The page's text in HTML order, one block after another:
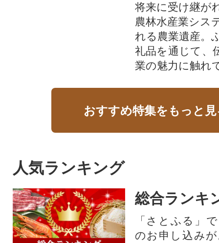
将来に受け継が
農林水産業シス
れる農業遺産。
礼品を通じて、
業の魅力に触れ
おすすめ特集をもっと
人気ランキング
総合ランキ
「さとふる」
のお申し込み